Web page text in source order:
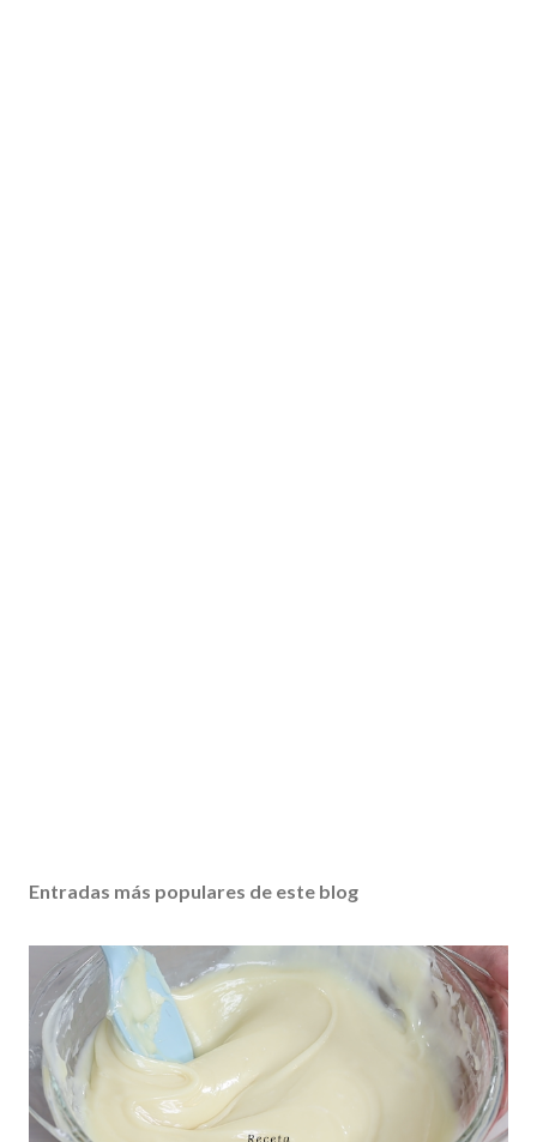
Entradas más populares de este blog